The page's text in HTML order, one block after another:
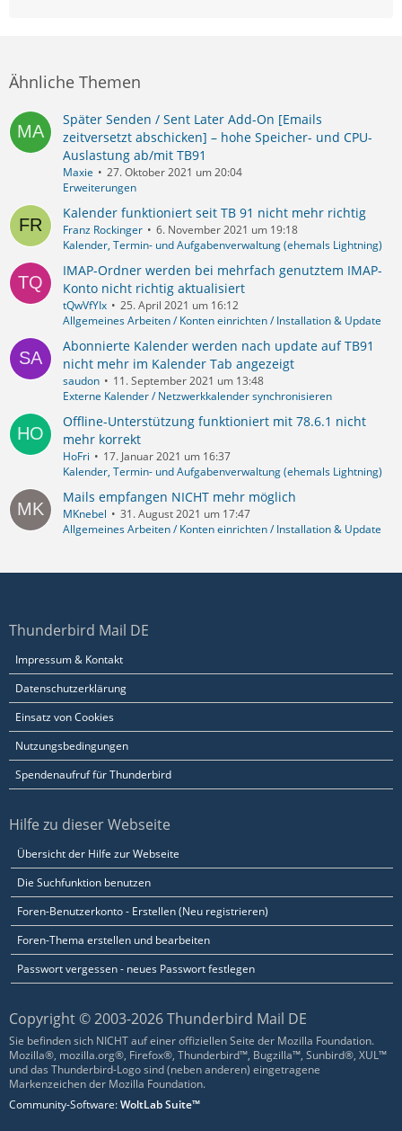
Ähnliche Themen
Später Senden / Sent Later Add-On [Emails
zeitversetzt abschicken] – hohe Speicher- und CPU-
Auslastung ab/mit TB91
Maxie
27. Oktober 2021 um 20:04
Erweiterungen
Kalender funktioniert seit TB 91 nicht mehr richtig
Franz Rockinger
6. November 2021 um 19:18
Kalender, Termin- und Aufgabenverwaltung (ehemals Lightning)
IMAP-Ordner werden bei mehrfach genutztem IMAP-
Konto nicht richtig aktualisiert
tQwVfYIx
25. April 2021 um 16:12
Allgemeines Arbeiten / Konten einrichten / Installation & Update
Abonnierte Kalender werden nach update auf TB91
nicht mehr im Kalender Tab angezeigt
saudon
11. September 2021 um 13:48
Externe Kalender / Netzwerkkalender synchronisieren
Offline-Unterstützung funktioniert mit 78.6.1 nicht
mehr korrekt
HoFri
17. Januar 2021 um 16:37
Kalender, Termin- und Aufgabenverwaltung (ehemals Lightning)
Mails empfangen NICHT mehr möglich
MKnebel
31. August 2021 um 17:47
Allgemeines Arbeiten / Konten einrichten / Installation & Update
Thunderbird Mail DE
Impressum & Kontakt
Datenschutzerklärung
Einsatz von Cookies
Nutzungsbedingungen
Spendenaufruf für Thunderbird
Hilfe zu dieser Webseite
Übersicht der Hilfe zur Webseite
Die Suchfunktion benutzen
Foren-Benutzerkonto - Erstellen (Neu registrieren)
Foren-Thema erstellen und bearbeiten
Passwort vergessen - neues Passwort festlegen
Copyright © 2003-2026 Thunderbird Mail DE
Sie befinden sich NICHT auf einer offiziellen Seite der Mozilla Foundation.
Mozilla®, mozilla.org®, Firefox®, Thunderbird™, Bugzilla™, Sunbird®, XUL™
und das Thunderbird-Logo sind (neben anderen) eingetragene
Markenzeichen der Mozilla Foundation.
Community-Software:WoltLab Suite™